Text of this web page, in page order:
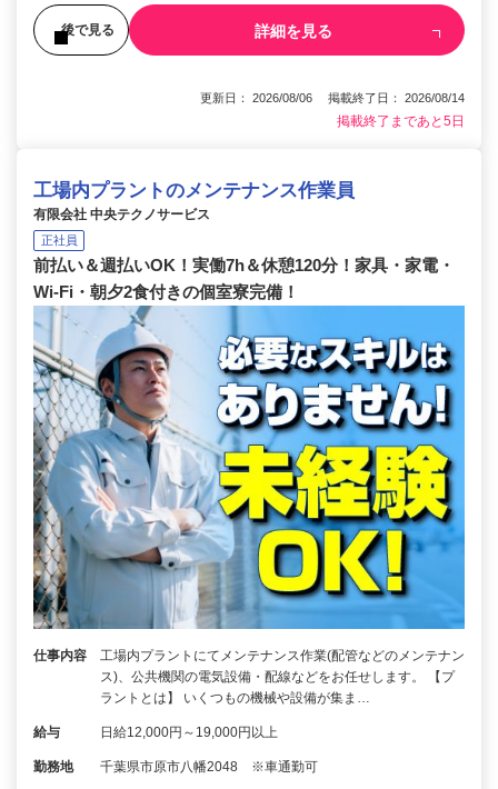
後で見る 詳細を見る
更新日： 2026/08/06 掲載終了日： 2026/08/14
掲載終了まであと5日
工場内プラントのメンテナンス作業員
有限会社 中央テクノサービス
正社員
前払い＆週払いOK！実働7h＆休憩120分！家具・家電・
Wi-Fi・朝夕2食付きの個室寮完備！
仕事内容
工場内プラントにてメンテナンス作業(配管などのメンテナン
ス)、公共機関の電気設備・配線などをお任せします。 【プ
ラントとは】 いくつもの機械や設備が集ま…
給与 日給12,000円～19,000円以上
勤務地 千葉県市原市八幡2048 ※車通勤可